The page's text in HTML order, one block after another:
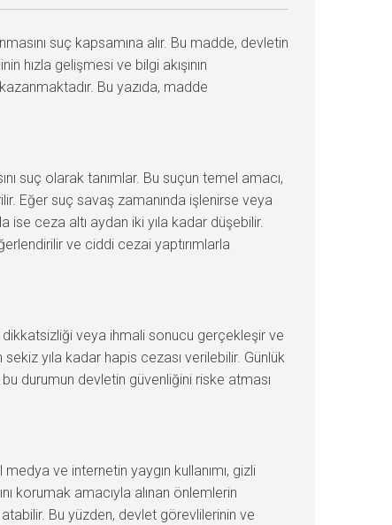
suç kapsamına alır. Bu madde, devletin
hızla gelişmesi ve bilgi akışının
Bu yazıda, madde
suç olarak tanımlar. Bu suçun temel amacı,
Eğer suç savaş zamanında işlenirse veya
ise ceza altı aydan iki yıla kadar düşebilir.
ve ciddi cezai yaptırımlarla
dikkatsizliği veya ihmali sonucu gerçekleşir ve
yıla kadar hapis cezası verilebilir. Günlük
durumun devletin güvenliğini riske atması
ve internetin yaygın kullanımı, gizli
korumak amacıyla alınan önlemlerin
Bu yüzden, devlet görevlilerinin ve